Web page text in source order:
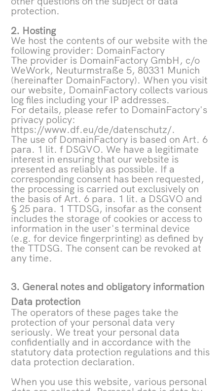
protection.
2. Hosting
We host the contents of our website with the
following provider: DomainFactory
The provider is DomainFactory GmbH, c/o
WeWork, Neuturmstraße 5, 80331 Munich
(hereinafter DomainFactory). When you visit
our website, DomainFactory collects various
log files including your IP addresses.
For details, please refer to DomainFactory's
privacy policy:
https://www.df.eu/de/datenschutz/.
The use of DomainFactory is based on Art. 6
para. 1 lit. f DSGVO. We have a legitimate
interest in ensuring that our website is
presented as reliably as possible. If a
corresponding consent has been requested,
the processing is carried out exclusively on
the basis of Art. 6 para. 1 lit. a DSGVO and
§ 25 para. 1 TTDSG, insofar as the consent
includes the storage of cookies or access to
information in the user's terminal device
(e.g. for device fingerprinting) as defined by
the TTDSG. The consent can be revoked at
any time.
3. General notes and obligatory information
Data protection
The operators of these pages take the
protection of your personal data very
seriously. We treat your personal data
confidentially and in accordance with the
statutory data protection regulations and this
data protection declaration.
When you use this website, various personal